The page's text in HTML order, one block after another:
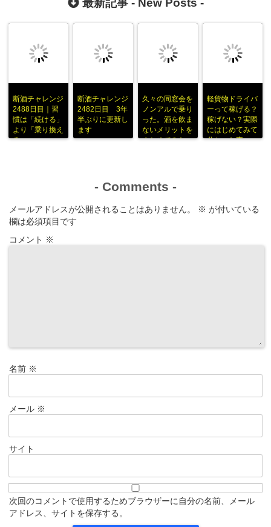
最新記事 - New Posts -
断酒チャレンジ
2488日目｜習
慣は「続ける」
より「乗り換え
る」
断酒チャレンジ
2482日目 3年
半ぶりに更新し
ます
久々の同窓会を
ノンアルで乗り
った。酒を飲ま
ないメリットを
まとめてみた
軽貨物ドライバ
ーって稼げる？
稼げない？実際
にはじめてみて
分かった事
- Comments -
メールアドレスが公開されることはありません。 ※ が付いている
欄は必須項目です
コメント ※
名前 ※
メール ※
サイト
次回のコメントで使用するためブラウザーに自分の名前、メール
アドレス、サイトを保存する。